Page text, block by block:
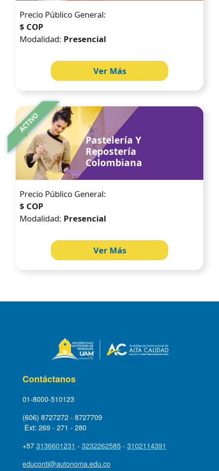
Precio Público General:
$ COP
Modalidad: Presencial
Ver Más
ACTIVO
Image
Pastelería Y
Repostería
Colombiana
Precio Público General:
$ COP
Modalidad: Presencial
Ver Más
Contáctanos
01-8000-510123
(606) 8727272 - 8727709
Ext: 269 - 271 - 280
+573136601231 - 3232262585- 3102114391
educonti@autonoma.edu.co